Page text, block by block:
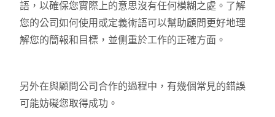
語，以確保您實際上的意思沒有任何模糊之處。了解
您的公司如何使用或定義術語可以幫助顧問更好地理
解您的簡報和目標，並侧重於工作的正確方面。
另外在與顧問公司合作的過程中，有幾個常見的錯誤
可能妨礙您取得成功。